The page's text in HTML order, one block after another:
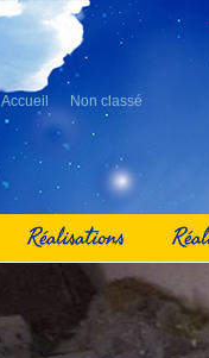
Accueil Non classé
Réalisations